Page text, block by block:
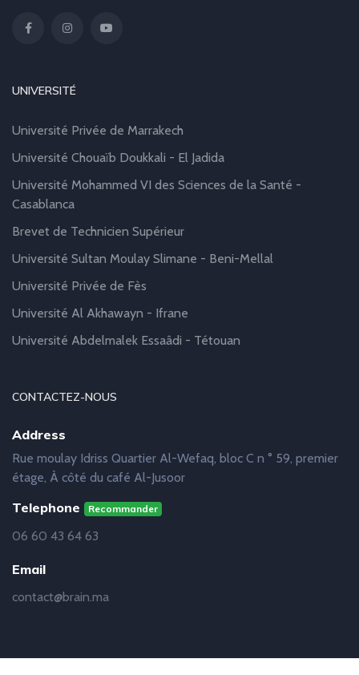
UNIVERSITÉ
Université Privée de Marrakech
Université Chouaïb Doukkali - El Jadida
Université Mohammed VI des Sciences de la Santé -
Casablanca
Brevet de Technicien Supérieur
Université Sultan Moulay Slimane - Beni-Mellal
Université Privée de Fès
Université Al Akhawayn - Ifrane
Université Abdelmalek Essaâdi - Tétouan
CONTACTEZ-NOUS
Address
Rue moulay Idriss Quartier Al-Wefaq, bloc C n ° 59, premier
étage, À côté du café Al-Jusoor
Telephone Recommander
06 60 43 64 63
Email
contact@brain.ma